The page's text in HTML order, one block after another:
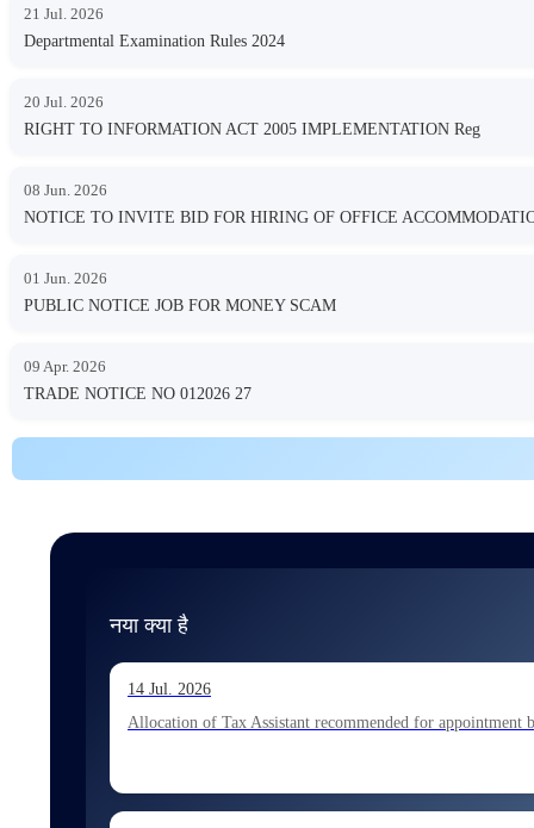
21 Jul. 2026
Departmental Examination Rules 2024
20 Jul. 2026
RIGHT TO INFORMATION ACT 2005 IMPLEMENTATION Reg
08 Jun. 2026
NOTICE TO INVITE BID FOR HIRING OF OFFICE
01 Jun. 2026
PUBLIC NOTICE JOB FOR MONEY SCAM
09 Apr. 2026
TRADE NOTICE NO 012026 27
नया क्या है
14 Jul. 2026
Allocation of Tax Assistant recommended for appointment